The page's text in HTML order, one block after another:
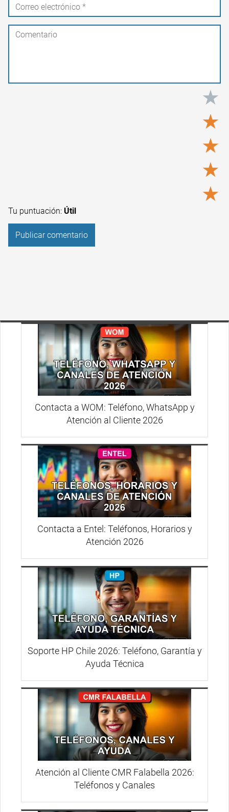
★
★
★
★
★
Tu puntuación: Útil
Contacta a WOM: Teléfono, WhatsApp y
Atención al Cliente 2026
Contacta a Entel: Teléfonos, Horarios y
Atención 2026
Soporte HP Chile 2026: Teléfono, Garantía y
Ayuda Técnica
Atención al Cliente CMR Falabella 2026:
Teléfonos y Canales